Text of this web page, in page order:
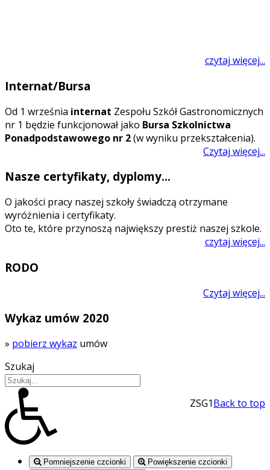
czytaj więcej...
Internat/Bursa
Od 1 września internat Zespołu Szkół Gastronomicznych
nr 1 będzie funkcjonował jako Bursa Szkolnictwa
Ponadpodstawowego nr 2(w wyniku przekształcenia).
Czytaj więcej...
Nasze certyfikaty, dyplomy...
O jakości pracy naszej szkoły świadczą otrzymane
wyróżnienia i certyfikaty.
Oto te, które przynoszą największy prestiż naszej szkole.
czytaj więcej...
RODO
Czytaj więcej...
Wykaz umów 2020
» pobierz wykaz umów
Szukaj
Back to top
ZSG1
Pomniejszenie czcionki
Powiększenie czcionki